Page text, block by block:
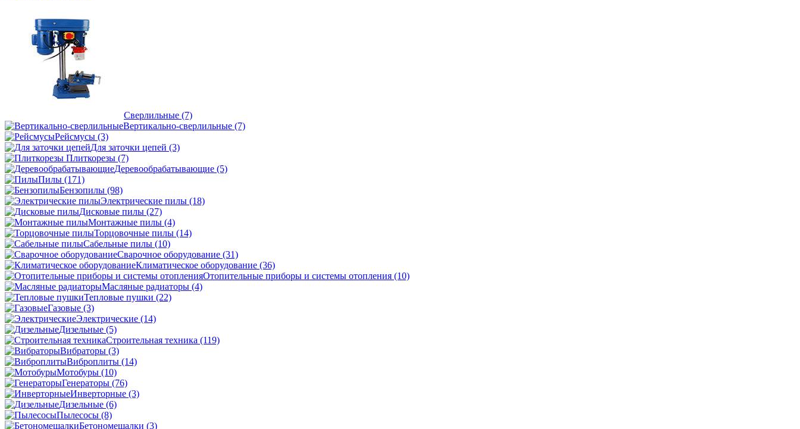
Сверлильные (7)
Вертикально-сверлильные (7)
Рейсмусы (3)
Для заточки цепей (3)
Плиткорезы (7)
Деревообрабатывающие (5)
Пилы (171)
Бензопилы (98)
Электрические пилы (18)
Дисковые пилы (27)
Монтажные пилы (4)
Торцовочные пилы (14)
Сабельные пилы (10)
Сварочное оборудование (31)
Климатическое оборудование (36)
Отопительные приборы и системы отопления (10)
Масляные радиаторы (4)
Тепловые пушки (22)
Газовые (3)
Электрические (14)
Дизельные (5)
Строительная техника (119)
Вибраторы (3)
Виброплиты (14)
Мотобуры (10)
Генераторы (76)
Инверторные (3)
Дизельные (6)
Пылесосы (8)
Бетономешалки (3)